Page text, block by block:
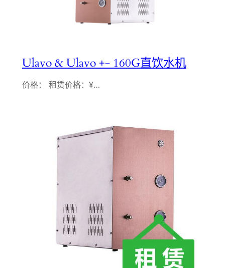
Ulavo & Ulavo +- 160G直饮水机
价格： 租赁价格：¥…